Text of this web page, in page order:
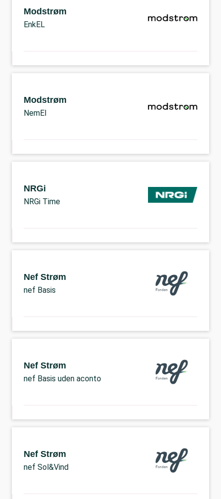
Modstrøm
EnkEL
Modstrøm
NemEl
NRGi
NRGi Time
Nef Strøm
nef Basis
Nef Strøm
nef Basis uden aconto
Nef Strøm
nef Sol&Vind